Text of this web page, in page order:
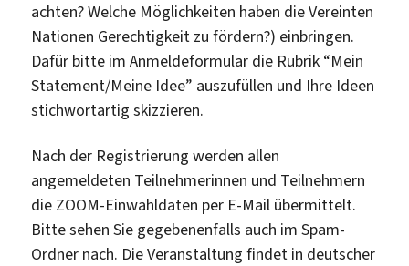
achten? Welche Möglichkeiten haben die Vereinten
Nationen Gerechtigkeit zu fördern?) einbringen.
Dafür bitte im Anmeldeformular die Rubrik “Mein
Statement/Meine Idee” auszufüllen und Ihre Ideen
stichwortartig skizzieren.
Nach der Registrierung werden allen
angemeldeten Teilnehmerinnen und Teilnehmern
die ZOOM-Einwahldaten per E-Mail übermittelt.
Bitte sehen Sie gegebenenfalls auch im Spam-
Ordner nach. Die Veranstaltung findet in deutscher